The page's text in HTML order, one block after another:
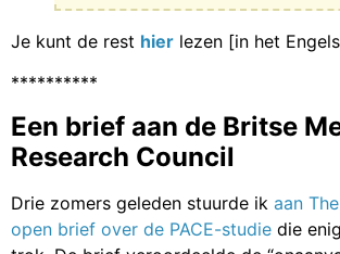
Je kunt de rest hier lezen [in het
**********
Een brief aan de Britse
Research Council
Drie zomers geleden stuurde ik aan
open brief over de PACE-studie die